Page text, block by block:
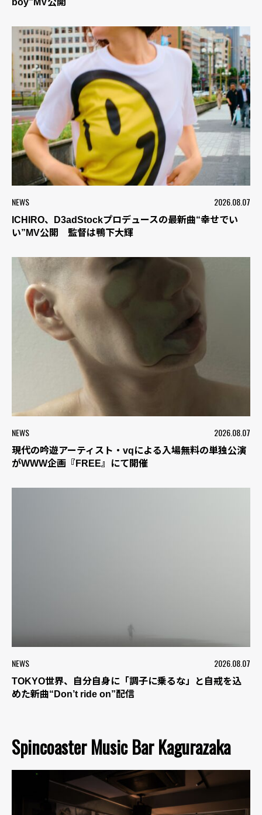
boy”MV公開
NEWS 2026.08.07
ICHIRO、D3adStockプロデュースの最新曲“幸せでい
い”MV公開 監督は鴨下大輝
NEWS 2026.08.07
現代の吟遊アーティスト・vqによる入場無料の単独公演
がWWW企画『FREE』にて開催
NEWS 2026.08.07
TOKYO世界、自分自身に「調子に乗るな」と自戒を込
めた新曲“Don’t ride on”配信
Spincoaster Music Bar Kagurazaka